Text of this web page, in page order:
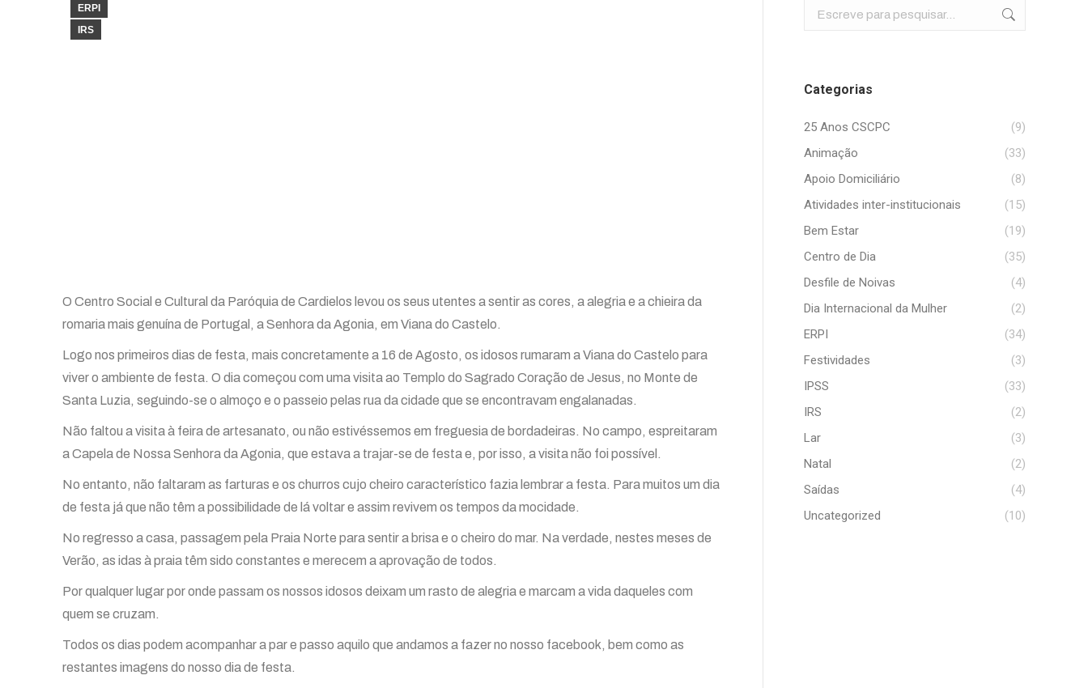
ERPI
IRS
O Centro Social e Cultural da Paróquia de Cardielos levou os seus utentes a sentir as cores, a alegria e a chieira da
romaria mais genuína de Portugal, a Senhora da Agonia, em Viana do Castelo.
Logo nos primeiros dias de festa, mais concretamente a 16 de Agosto, os idosos rumaram a Viana do Castelo para
viver o ambiente de festa. O dia começou com uma visita ao Templo do Sagrado Coração de Jesus, no Monte de
Santa Luzia, seguindo-se o almoço e o passeio pelas rua da cidade que se encontravam engalanadas.
Não faltou a visita à feira de artesanato, ou não estivéssemos em freguesia de bordadeiras. No campo, espreitaram
a Capela de Nossa Senhora da Agonia, que estava a trajar-se de festa e, por isso, a visita não foi possível.
No entanto, não faltaram as farturas e os churros cujo cheiro característico fazia lembrar a festa. Para muitos um dia
de festa já que não têm a possibilidade de lá voltar e assim revivem os tempos da mocidade.
No regresso a casa, passagem pela Praia Norte para sentir a brisa e o cheiro do mar. Na verdade, nestes meses de
Verão, as idas à praia têm sido constantes e merecem a aprovação de todos.
Por qualquer lugar por onde passam os nossos idosos deixam um rasto de alegria e marcam a vida daqueles com
quem se cruzam.
Todos os dias podem acompanhar a par e passo aquilo que andamos a fazer no nosso facebook, bem como as
restantes imagens do nosso dia de festa.
Search:
Categorias
25 Anos CSCPC
(9)
Animação
(33)
Apoio Domiciliário
(8)
Atividades inter-institucionais
(15)
Bem Estar
(19)
Centro de Dia
(35)
Desfile de Noivas
(4)
Dia Internacional da Mulher
(2)
ERPI
(34)
Festividades
(3)
IPSS
(33)
IRS
(2)
Lar
(3)
Natal
(2)
Saídas
(4)
Uncategorized
(10)